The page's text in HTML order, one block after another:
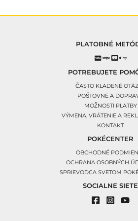
PLATOBNÉ
POTREBUJETE
ČASTO KLADENÉ
POŠTOVNÉ A
MOŽNOSTI PLATBY
VÝMENA, VRÁTENIE A
KONTAKT
POKÉCENTER
OBCHODNÉ
OCHRANA OSOBNÝCH
SPRIEVODCA SVETOM
SOCIALNE SIETE